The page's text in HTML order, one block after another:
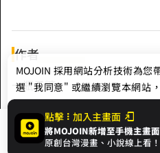
開始閱讀
作者
一瓶子糖
Hashtag
點擊 加入主畫面
將MOJOIN新增至手機主畫
原創台灣漫畫、小說線上看！
MOJOIN 採用網站分析技術為您
選 "我同意" 或繼續瀏覽本網站
Cookie，欲瞭解更多資訊請見隱
我同